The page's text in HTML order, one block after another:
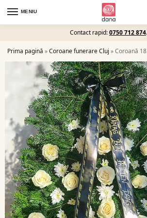
MENIU
Contact rapid:0750 712 874.
Prima pagină »Coroane funerare Cluj »Coroană